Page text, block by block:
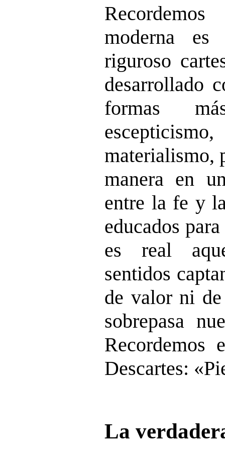
moderna es
riguroso
desarrollado
formas
materialismo,
manera en
entre la fe y
educados
es real
sentidos
de valor ni
sobrepasa
Recordemos
Descartes:
La